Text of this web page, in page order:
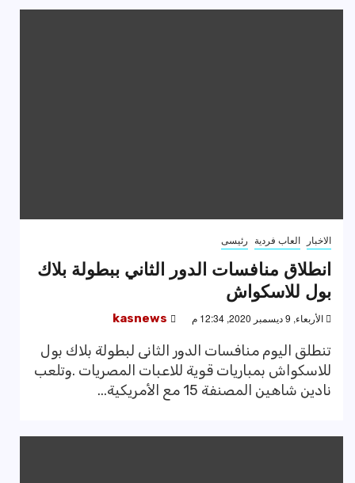
الاخبار العاب فردية رئيسى
انطلاق منافسات الدور الثاني ببطولة بلاك
بول للاسكواش
الأربعاء, 9 ديسمبر 2020, 12:34 م kasnews
تنطلق اليوم منافسات الدور الثانى لبطولة بلاك بول
للاسكواش بمباريات قوية للاعبات المصريات .وتلعب
نادين شاهين المصنفة 15 مع الأمريكية...